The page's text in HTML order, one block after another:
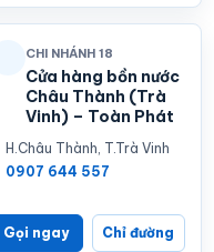
CHI NHÁNH 18
Cửa hàng bồn nước
Châu Thành (Trà
Vinh) – Toàn Phát
H.Châu Thành, T.Trà Vinh
0907 644 557
Gọi ngay Chỉ đường